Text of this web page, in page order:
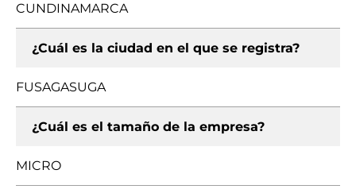
CUNDINAMARCA
¿Cuál es la ciudad en el que se registra?
FUSAGASUGA
¿Cuál es el tamaño de la empresa?
MICRO